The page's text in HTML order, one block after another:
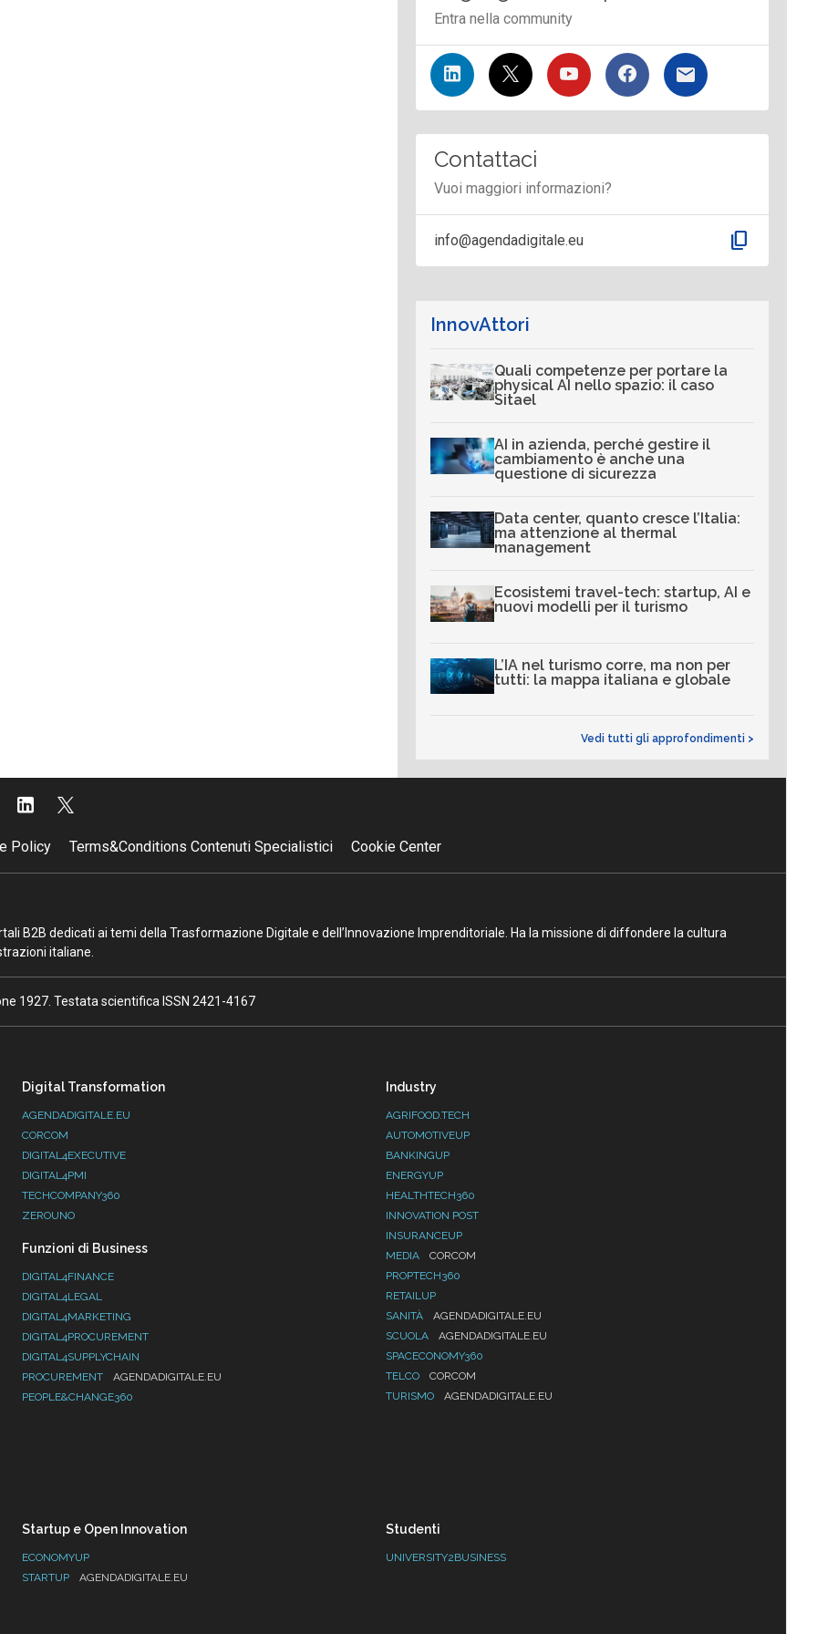
Entra nella community
Contattaci
Vuoi maggiori informazioni?
info@agendadigitale.eu content_copy
InnovAttori
Quali competenze per portare la
physical AI nello spazio: il caso
Sitael
AI in azienda, perché gestire il
cambiamento è anche una
questione di sicurezza
Data center, quanto cresce l’Italia:
ma attenzione al thermal
management
Ecosistemi travel-tech: startup, AI e
nuovi modelli per il turismo
L’IA nel turismo corre, ma non per
tutti: la mappa italiana e globale
Vedi tutti gli approfondimenti >
Policy Terms&Conditions Contenuti Specialistici Cookie Center
B2B dedicati ai temi della Trasformazione Digitale e dell’Innovazione Imprenditoriale. Ha la missione di diffondere la cultura
italiane.
1927. Testata scientifica ISSN 2421-4167
Digital Transformation
AGENDADIGITALE.EU
CORCOM
DIGITAL4EXECUTIVE
DIGITAL4PMI
TECHCOMPANY360
ZEROUNO
Funzioni di Business
DIGITAL4FINANCE
DIGITAL4LEGAL
DIGITAL4MARKETING
DIGITAL4PROCUREMENT
DIGITAL4SUPPLYCHAIN
PROCUREMENT
AGENDADIGITALE.EU
PEOPLE&CHANGE360
Industry
AGRIFOOD.TECH
AUTOMOTIVEUP
BANKINGUP
ENERGYUP
HEALTHTECH360
INNOVATION POST
INSURANCEUP
MEDIA
CORCOM
PROPTECH360
RETAILUP
SANITÀ
AGENDADIGITALE.EU
SCUOLA
AGENDADIGITALE.EU
SPACECONOMY360
TELCO
CORCOM
TURISMO
AGENDADIGITALE.EU
Startup e Open Innovation
ECONOMYUP
STARTUP
AGENDADIGITALE.EU
Studenti
UNIVERSITY2BUSINESS